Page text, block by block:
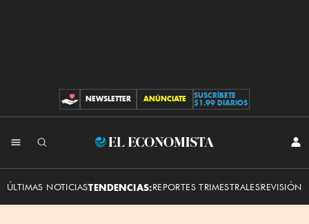
CONTRIBUCIONES
NEWSLETTER ANÚNCIATE
SUSCRÍBETE
$1.99 DIARIOS
El
ÚLTIMAS NOTICIASTENDENCIAS:REPORTES TRIMESTRALESREVISIÓN